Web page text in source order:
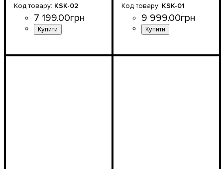
KSK-02
7 199.00грн
KSK-01
9 999.00грн